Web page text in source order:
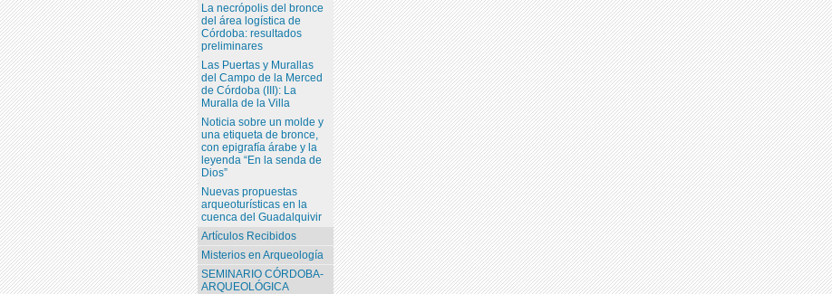
La necrópolis del bronce
del área logística de
Córdoba: resultados
preliminares
Las Puertas y Murallas
del Campo de la Merced
de Córdoba (III): La
Muralla de la Villa
Noticia sobre un molde y
una etiqueta de bronce,
con epigrafía árabe y la
leyenda “En la senda de
Dios”
Nuevas propuestas
arqueoturísticas en la
cuenca del Guadalquivir
Artículos Recibidos
Misterios en Arqueología
SEMINARIO CÓRDOBA-
ARQUEOLÓGICA